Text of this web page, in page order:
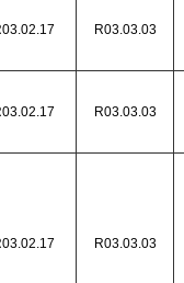
R03.03.03
R03.03.03
R03.03.03